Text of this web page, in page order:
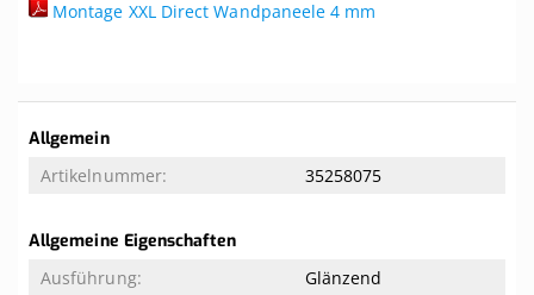
Montage XXL Direct Wandpaneele 4 mm
Weitere
Informationen
Allgemein
35258075
Allgemeine Eigenschaften
Glänzend